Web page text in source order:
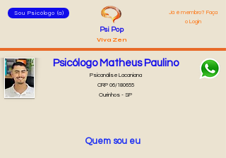
Sou Psicólogo (a)
Já é membro? Faça
o Login
Psi Pop
Viva Zen
Psicólogo Matheus Paulino
CRP 06/180655
Ourinhos - SP
Psicanálise Lacaniana
Quem sou eu